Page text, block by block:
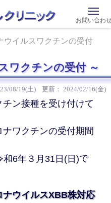
ウイルスワクチンの受付
ワクチンの受付
08/19(土) 2024/02/16(金)
ン接種を受け付けて
ワクチンの受付期間
6年３月31日(日)で
ナウイルスXBB株対応
お問い合わ